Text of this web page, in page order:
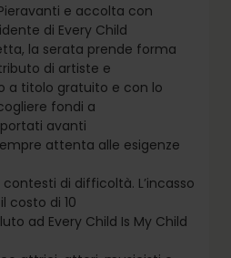
e accolta con
di Every Child
la serata prende forma
di artiste e
a titolo gratuito e con lo
fondi a
avanti
attenta alle esigenze
di difficoltà. L’incasso
costo di 10
ad Every Child Is My Child